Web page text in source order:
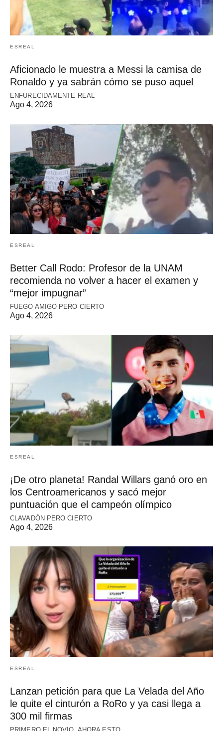
ESREAL
Aficionado le muestra a Messi la camisa de
Ronaldo y ya sabrán cómo se puso aquel
ENFURECIDAMENTE REAL
Ago 4, 2026
ESREAL
Better Call Rodo: Profesor de la UNAM
recomienda no volver a hacer el examen y
“mejor impugnar”
FUEGO AMIGO PERO CIERTO
Ago 4, 2026
ESREAL
¡De otro planeta! Randal Willars ganó oro en
los Centroamericanos y sacó mejor
puntuación que el campeón olímpico
CLAVADÓN PERO CIERTO
Ago 4, 2026
ESREAL
Lanzan petición para que La Velada del Año
le quite el cinturón a RoRo y ya casi llega a
300 mil firmas